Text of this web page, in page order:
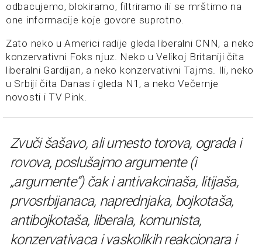
odbacujemo, blokiramo, filtriramo ili se mrštimo na
one informacije koje govore suprotno.
Zato neko u Americi radije gleda liberalni CNN, a neko
konzervativni Foks njuz. Neko u Velikoj Britaniji čita
liberalni Gardijan, a neko konzervativni Tajms. Ili, neko
u Srbiji čita Danas i gleda N1, a neko Večernje
novosti i TV Pink.
Zvuči šašavo, ali umesto torova, ograda i
rovova, poslušajmo argumente (i
„argumente“) čak i antivakcinaša, litijaša,
prvosrbijanaca, naprednjaka, bojkotaša,
antibojkotaša, liberala, komunista,
konzervativaca i vaskolikih reakcionara i